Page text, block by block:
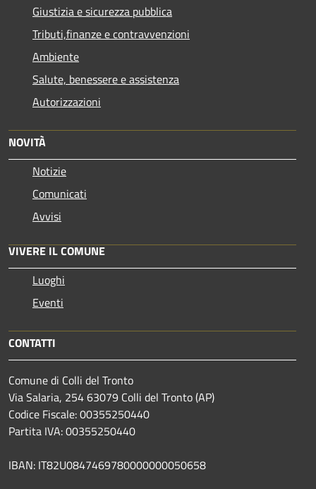
Giustizia e sicurezza pubblica
Tributi,finanze e contravvenzioni
Ambiente
Salute, benessere e assistenza
Autorizzazioni
NOVITÀ
Notizie
Comunicati
Avvisi
VIVERE IL COMUNE
Luoghi
Eventi
CONTATTI
Comune di Colli del Tronto
Via Salaria, 254 63079 Colli del Tronto (AP)
Codice Fiscale: 00355250440
Partita IVA: 00355250440
IBAN: IT82U0847469780000000050658